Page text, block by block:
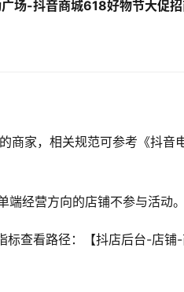
场-抖音商城618好物节大促招
商家，相关规范可参考《抖音
经营方向的店铺不参与活动。
查看路径：【抖店后台-店铺-